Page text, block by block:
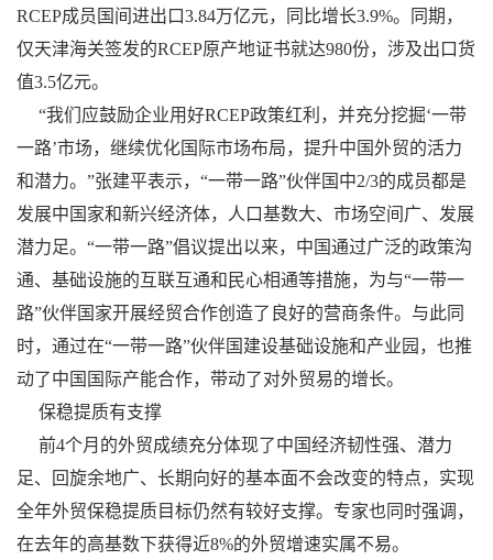
RCEP成员国间进出口3.84万亿元，同比增长3.9%。同期，
仅天津海关签发的RCEP原产地证书就达980份，涉及出口货
值3.5亿元。
“我们应鼓励企业用好RCEP政策红利，并充分挖掘‘一带
一路’市场，继续优化国际市场布局，提升中国外贸的活力
和潜力。”张建平表示，“一带一路”伙伴国中2/3的成员都是
发展中国家和新兴经济体，人口基数大、市场空间广、发展
潜力足。“一带一路”倡议提出以来，中国通过广泛的政策沟
通、基础设施的互联互通和民心相通等措施，为与“一带一
路”伙伴国家开展经贸合作创造了良好的营商条件。与此同
时，通过在“一带一路”伙伴国建设基础设施和产业园，也推
动了中国国际产能合作，带动了对外贸易的增长。
保稳提质有支撑
前4个月的外贸成绩充分体现了中国经济韧性强、潜力
足、回旋余地广、长期向好的基本面不会改变的特点，实现
全年外贸保稳提质目标仍然有较好支撑。专家也同时强调，
在去年的高基数下获得近8%的外贸增速实属不易。